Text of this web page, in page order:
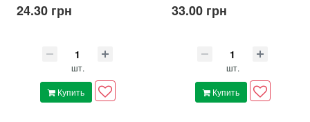
24.30 грн
шт.
Купить
33.00 грн
шт.
Купить